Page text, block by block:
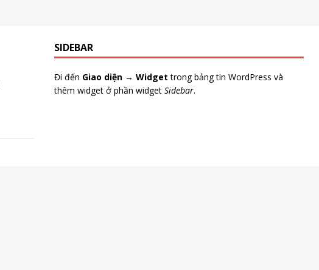
SIDEBAR
Đi đến Giao diện → Widget trong bảng tin WordPress và
thêm widget ở phần widgetSidebar.